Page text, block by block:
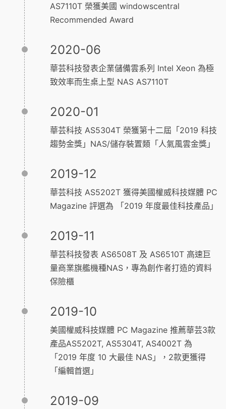
AS7110T 榮獲美國 windowscentral
Recommended Award
2020-06
華芸科技發表企業儲備雲系列 Intel Xeon 為極
致效率而生桌上型 NAS AS7110T
2020-01
華芸科技 AS5304T 榮獲第十二屆「2019 科技
趨勢金獎」NAS/儲存裝置類「人氣風雲金獎」
2019-12
華芸科技 AS5202T 獲得美國權威科技媒體 PC
Magazine 評選為 「2019 年度最佳科技產品」
2019-11
華芸科技發表 AS6508T 及 AS6510T 高速巨
量商業旗艦機種NAS，專為創作者打造的資料
保險櫃
2019-10
美國權威科技媒體 PC Magazine 推薦華芸3款
產品AS5202T, AS5304T, AS4002T 為
「2019 年度 10 大最佳 NAS」，2款更獲得
「編輯首選」
2019-09